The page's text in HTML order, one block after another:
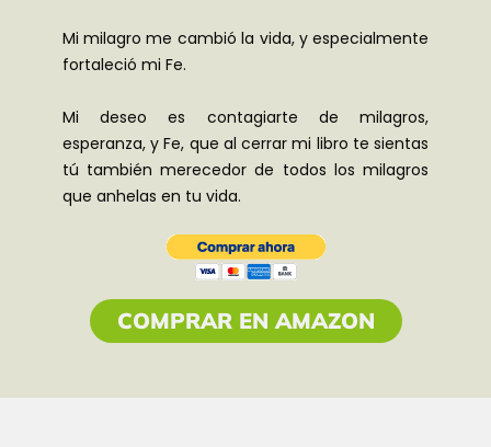
Mi milagro me cambió la vida, y especialmente
fortaleció mi Fe.
Mi deseo es contagiarte de milagros,
esperanza, y Fe, que al cerrar mi libro te sientas
tú también merecedor de todos los milagros
que anhelas en tu vida.
COMPRAR EN AMAZON